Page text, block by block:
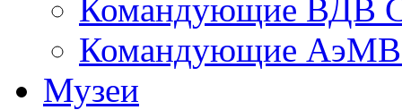
Командующие ВДВ
Командующие АэМВ
Музеи